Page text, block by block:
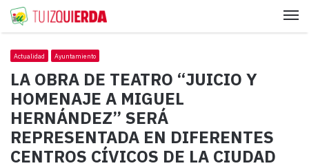
Actualidad Ayuntamiento
LA OBRA DE TEATRO “JUICIO Y
HOMENAJE A MIGUEL
HERNÁNDEZ” SERÁ
REPRESENTADA EN DIFERENTES
CENTROS CÍVICOS DE LA CIUDAD